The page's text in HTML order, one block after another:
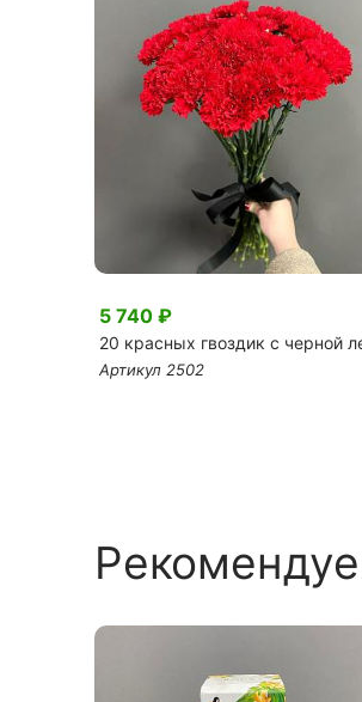
5 740 ₽
20 красных гвоздик с черной
Артикул 2502